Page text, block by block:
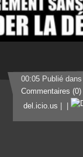
00:05 Publié dans
Commentaires (0)
del.icio.us